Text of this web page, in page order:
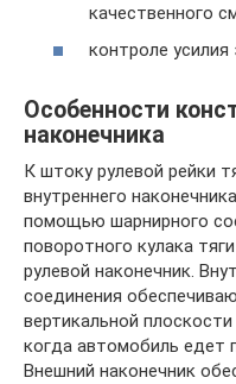
качественного
контроле
Особенности
наконечника
К штоку рулевой рейки
внутреннего
помощью шарнирного
поворотного кулака
рулевой наконечник.
соединения
вертикальной
когда автомобиль едет
Внешний наконечник